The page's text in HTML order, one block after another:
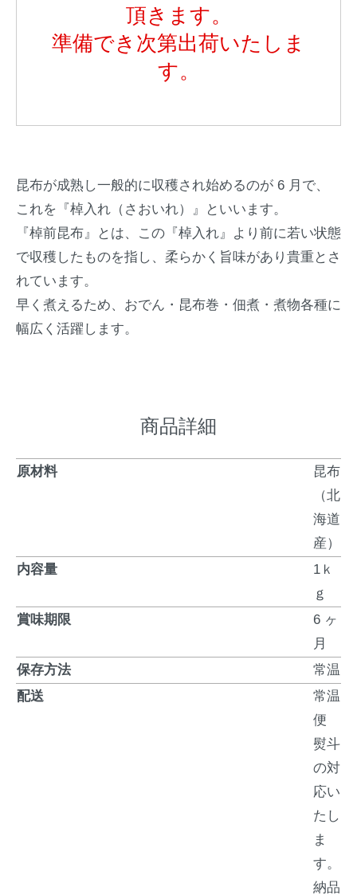
頂きます。
準備でき次第出荷いたしま
す。
昆布が成熟し一般的に収穫され始めるのが 6 月で、
これを『棹入れ（さおいれ）』といいます。
『棹前昆布』とは、この『棹入れ』より前に若い状態
で収穫したものを指し、柔らかく旨味があり貴重とさ
れています。
早く煮えるため、おでん・昆布巻・佃煮・煮物各種に
幅広く活躍します。
商品詳細
原材料
昆布
（北
海道
産）
内容量
1ｋ
ｇ
賞味期限
6 ヶ
月
保存方法
常温
配送
常温
便
熨斗
の対
応い
たし
ま
す。
納品